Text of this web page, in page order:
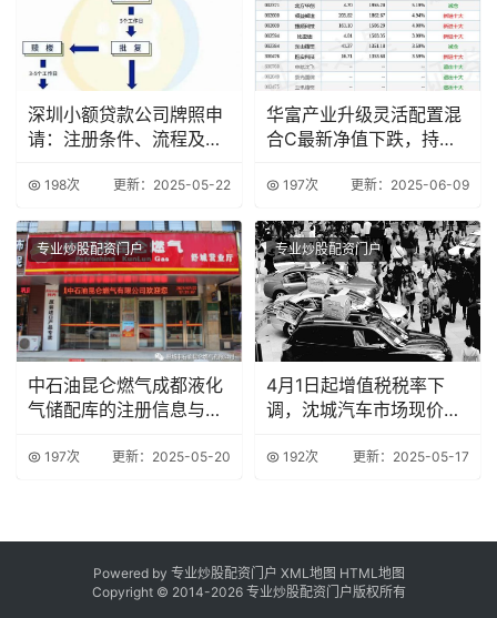
深圳小额贷款公司牌照申
请：注册条件、流程及相
198次 更新：2025-05-22
华富产业升级灵活配置混
合C最新净值下跌，持仓
197次 更新：2025-06-09
专业炒股配资门户
中石油昆仑燃气成都液化
气储配库的注册信息与经
197次 更新：2025-05-20
专业炒股配资门户
4月1日起增值税税率下
调，沈城汽车市场现价格
192次 更新：2025-05-17
Powered by 专业炒股配资门户 XML地图 HTML地图
Copyright © 2014-2026 专业炒股配资门户版权所有